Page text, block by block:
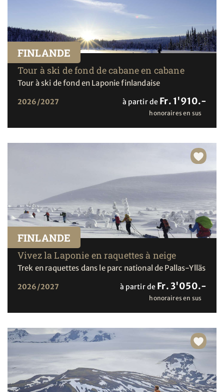
FINLANDE
Tour à ski de fond de cabane en cabane
Tour à ski de fond en Laponie finlandaise
2026/2027 à partir de Fr. 1'910.-
honoraires en sus
FINLANDE
Vivez la Laponie en raquettes à neige
Trek en raquettes dans le parc national de Pallas-Ylläs
2026/2027 à partir de Fr. 3'050.-
honoraires en sus